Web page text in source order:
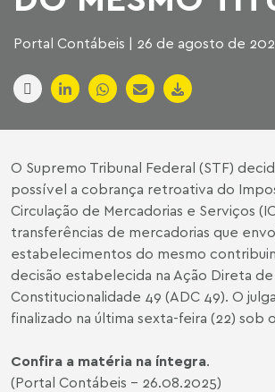
Portal Contábeis | 26 de agosto de
O Supremo Tribunal Federal (STF)
possível a cobrança retroativa do
Circulação de Mercadorias e Serviços
transferências de mercadorias que
estabelecimentos do mesmo
decisão estabelecida na Ação Direta de
Constitucionalidade 49 (ADC 49). O
finalizado na última sexta-feira (22) sob
Confira a matéria na íntegra.
(Portal Contábeis - 26.08.2025)